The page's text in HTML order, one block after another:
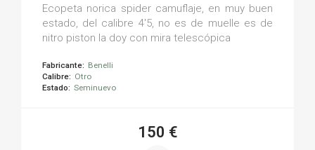
Ecopeta norica spider camuflaje, en muy buen
estado, del calibre 4'5, no es de muelle es de
nitro piston la doy con mira telescópica
Fabricante: Benelli
Calibre: Otro
Estado: Seminuevo
150 €